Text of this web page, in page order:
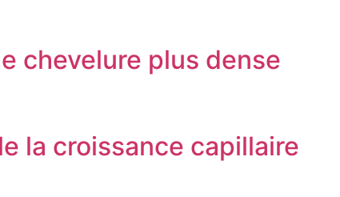
chevelure plus dense
la croissance capillaire